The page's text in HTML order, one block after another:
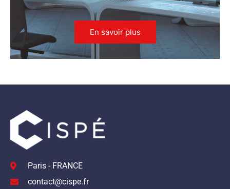
En savoir plus
Paris - FRANCE
contact@cispe.fr